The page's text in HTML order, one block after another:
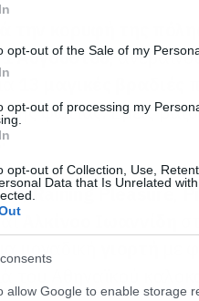
opt-out of the Sale of my
opt-out of processing my
opt-out of Collection, Use,
Data that Is Unrelated
allow Google to enable storage
την κορυφή της
1 Αυγούστου,
φωτιάς. Εμείς
.
,Raining Pleasure ,
μοναδική
του Αθηναϊκού